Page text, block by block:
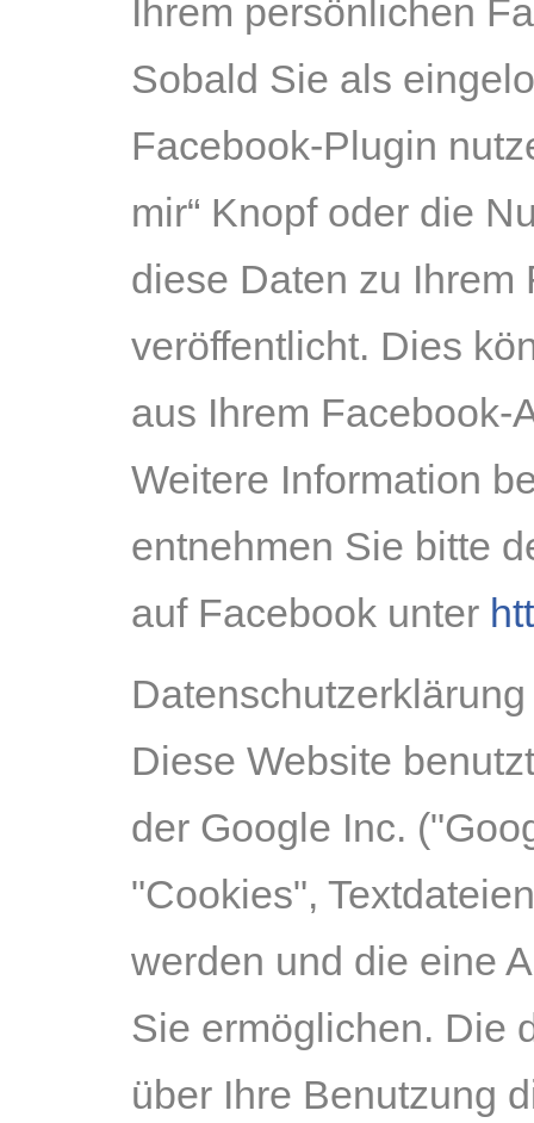
Ihrem persönlichen
Sobald Sie als
Facebook-Plugin
mir“ Knopf oder die
diese Daten zu Ihrem
veröffentlicht. Dies
aus Ihrem
Weitere Information
entnehmen Sie bitte
auf Facebook unter
Diese Website
der Google Inc.
"Cookies",
werden und die eine
Sie ermöglichen. Die
über Ihre Benutzung